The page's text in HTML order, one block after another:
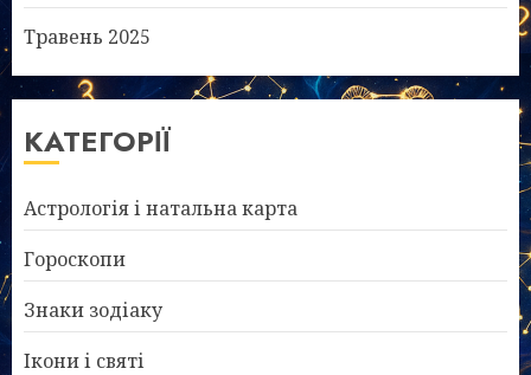
Травень 2025
КАТЕГОРІЇ
Астрологія і натальна карта
Гороскопи
Знаки зодіаку
Ікони і святі